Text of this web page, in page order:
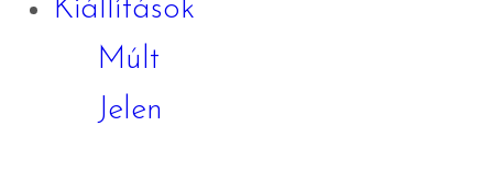
Kiállítások
Múlt
Jelen